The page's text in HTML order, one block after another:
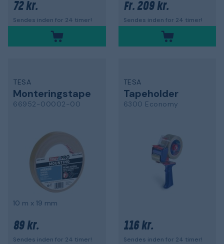
72 kr.
Sendes inden for 24 timer!
Fr. 209 kr.
Sendes inden for 24 timer!
TESA
Monteringstape
66952-00002-00
10 m x 19 mm
89 kr.
Sendes inden for 24 timer!
TESA
Tapeholder
6300 Economy
116 kr.
Sendes inden for 24 timer!